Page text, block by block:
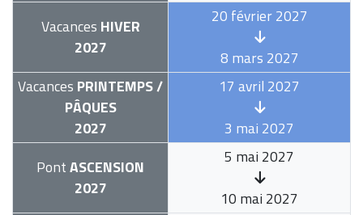
Vacances HIVER
2027
20 février 2027
8 mars 2027
Vacances PRINTEMPS /
PÂQUES
2027
17 avril 2027
3 mai 2027
PontASCENSION
2027
5 mai 2027
10 mai 2027